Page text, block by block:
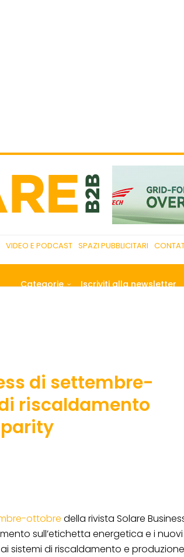
VIDEO E PODCAST SPAZI PUBBLICITARI
Categorie Iscriviti alla newsletter
di settembre-
riscaldamento
ottobre della rivista Solare
sull’etichetta energetica e i nuovi
sistemi di riscaldamento e